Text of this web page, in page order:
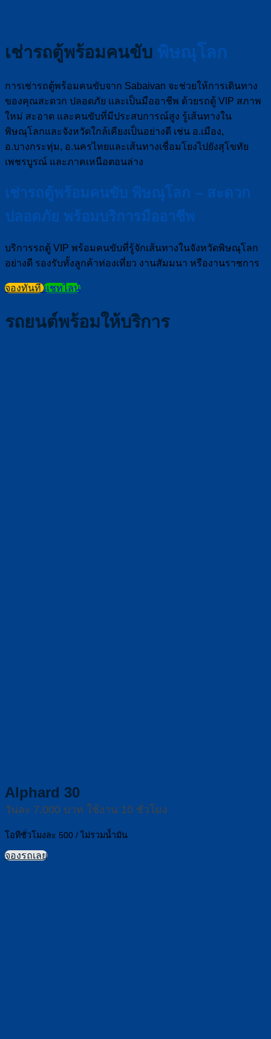
เช่ารถตู้พร้อมคนขับ พิษณุโลก
การเช่ารถตู้พร้อมคนขับจาก Sabaivan จะช่วยให้การเดินทาง
ของคุณสะดวก ปลอดภัย และเป็นมืออาชีพ ด้วยรถตู้ VIP สภาพ
ใหม่ สะอาด และคนขับที่มีประสบการณ์สูง รู้เส้นทางใน
พิษณุโลกและจังหวัดใกล้เคียงเป็นอย่างดี เช่น อ.เมือง,
อ.บางกระทุ่ม, อ.นครไทยและเส้นทางเชื่อมโยงไปยังสุโขทัย
เพชรบูรณ์ และภาคเหนือตอนล่าง
เช่ารถตู้พร้อมคนขับ พิษณุโลก – สะดวก
ปลอดภัย พร้อมบริการมืออาชีพ
บริการรถตู้ VIP พร้อมคนขับที่รู้จักเส้นทางในจังหวัดพิษณุโลก
อย่างดี รองรับทั้งลูกค้าท่องเที่ยว งานสัมมนา หรืองานราชการ
จองทันที แชทไลน์
รถยนต์พร้อมให้บริการ
Alphard 30
วันละ 7,000 บาท ใช้งาน 10 ชั่วโมง
โอทีชั่วโมงละ 500 / ไม่รวมน้ำมัน
จองรถเลย